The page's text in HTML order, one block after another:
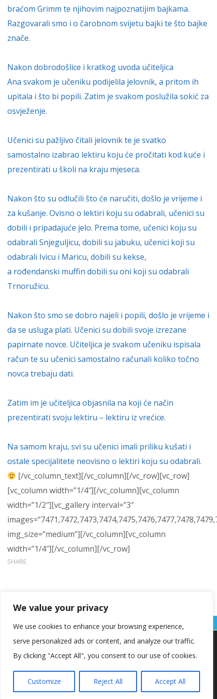
We value your privacy
We use cookies to enhance your browsing experience,
serve personalized ads or content, and analyze our traffic.
By clicking "Accept All", you consent to our use of cookies.
Customize Reject All Accept All
braćom Grimm te njihovim najpoznatijim bajkama.
Razgovarali smo i o čarobnom svijetu bajki te što bajke
znače.
Nakon dobrodošlice i kratkog uvoda učiteljica
Ana svakom je učeniku podijelila jelovnik, a pritom ih
upitala i što bi popili. Zatim je svakom poslužila sokić za
osvježenje.
Učenici su pažljivo čitali jelovnik te je svatko
samostalno izabrao lektiru koju će pročitati kod kuće i
prezentirati u školi na kraju mjeseca.
Nakon što su odlučili što će naručiti, došlo je vrijeme i
za kušanje. Ovisno o lektiri koju su odabrali, učenici su
dobili i pripadajuće jelo. Prema tome, učenici koju su
odabrali Snjeguljicu, dobili su jabuku, učenici koji su
odabrali Ivicu i Maricu, dobili su kekse,
a rođendanski muffin dobili su oni koji su odabrali
Trnoružicu.
Nakon što smo se dobro najeli i popili, došlo je vrijeme i
da se usluga plati. Učenici su dobili svoje izrezane
papirnate novce. Učiteljica je svakom učeniku ispisala
račun te su učenici samostalno računali koliko točno
novca trebaju dati.
Zatim im je učiteljica objasnila na koji će način
prezentirati svoju lektiru – lektiru iz vrećice.
Na samom kraju, svi su učenici imali priliku kušati i
ostale specijalitete neovisno o lektiri koju su odabrali.
[/vc_column_text][/vc_column][/vc_row][vc_row]
[vc_column width=”1/4″][/vc_column][vc_column
width=”1/2″][vc_gallery interval=”3″
img_size=”medium”][/vc_column][vc_column
width=”1/4″][/vc_column][/vc_row]
SHARE
Copyright © OŠ Kajzerica
Koristimo kolačiće kako bismo vam pružili najbolje iskustvo na
našoj web stranici.
Informacije o kolačićima koje koristimo ili opcije za
Prihvaćam